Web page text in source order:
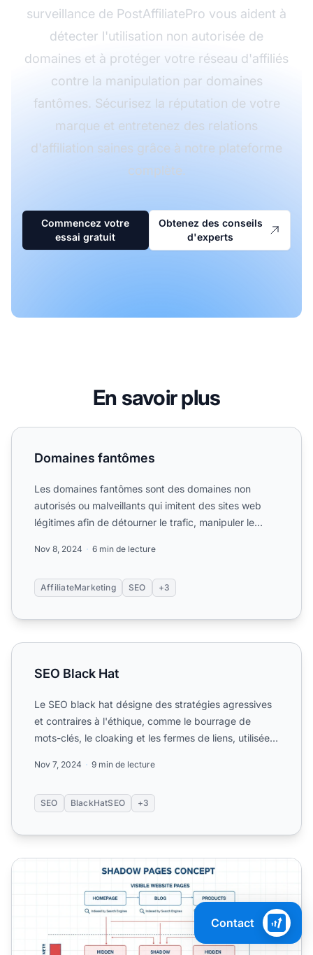
surveillance de PostAffiliatePro vous aident à
détecter l'utilisation non autorisée de
domaines et à protéger votre réseau d'affiliés
contre la manipulation par domaines
fantômes. Sécurisez la réputation de votre
marque et entretenez des relations
d'affiliation saines grâce à notre plateforme
complète.
Commencez votre
essai gratuit
Obtenez des conseils
d'experts
En savoir plus
Domaines fantômes
Domaines fantômes
Les domaines fantômes sont des domaines non
autorisés ou malveillants qui imitent des sites web
légitimes afin de détourner le trafic, manipuler le
Nov 8, 2024 6 min de lecture
AffiliateMarketing SEO +3
SEO Black Hat
SEO Black Hat
Le SEO black hat désigne des stratégies agressives
et contraires à l'éthique, comme le bourrage de
mots-clés, le cloaking et les fermes de liens, utilisées
Nov 7, 2024 9 min de lecture
SEO BlackHatSEO +3
Les shadow pages sont-elles mauvaises pour le SEO ?
Contact